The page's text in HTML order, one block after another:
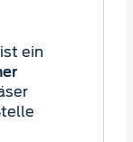
ein